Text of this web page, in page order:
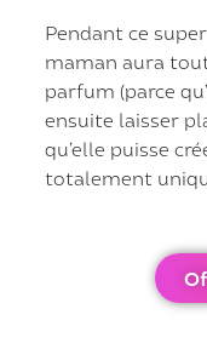
Pendant ce
maman aura
parfum (parce
ensuite laisser
qu’elle puisse
totalement